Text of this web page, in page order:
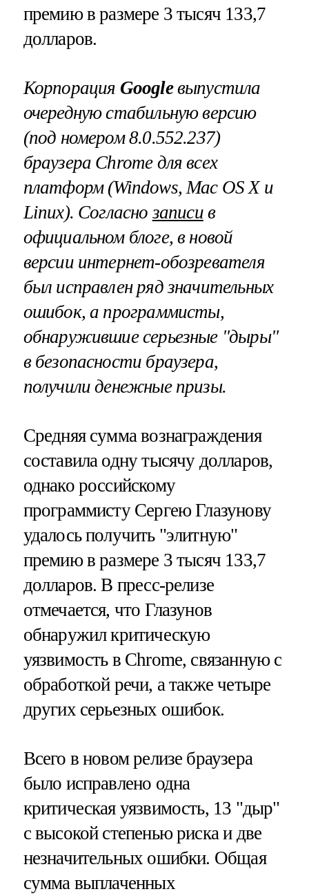
премию в размере 3 тысяч 133,7
долларов.
Корпорация Google выпустила
очередную стабильную версию
(под номером 8.0.552.237)
браузера Chromeдля всех
платформ (Windows, Mac OS Xи
Linux). Согласнозаписив
официальном блоге, в новой
версии интернет-обозревателя
был исправлен ряд значительных
ошибок, а программисты,
обнаружившие серьезные "дыры"
в безопасности браузера,
получили денежные призы.
Средняя сумма вознаграждения
составила одну тысячу долларов,
однако российскому
программисту Сергею Глазунову
удалось получить "элитную"
премию в размере 3 тысяч 133,7
долларов. В пресс-релизе
отмечается, что Глазунов
обнаружил критическую
уязвимость в Chrome, связанную с
обработкой речи, а также четыре
других серьезных ошибок.
Всего в новом релизе браузера
было исправлено одна
критическая уязвимость, 13 "дыр"
с высокой степенью риска и две
незначительных ошибки. Общая
сумма выплаченных